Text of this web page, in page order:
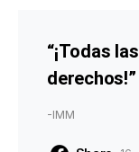
“¡Todas
derechos!”
-IMM